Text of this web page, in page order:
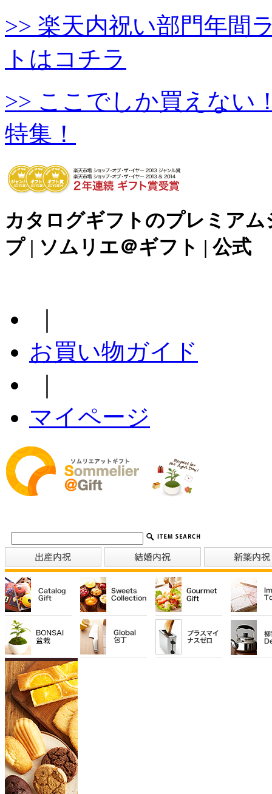
>> 楽天内祝い部門年間
トはコチラ
>> ここでしか買えない
特集！
カタログギフトのプレミアム
プ | ソムリエ＠ギフト | 公式
お買い物ガイド
マイページ